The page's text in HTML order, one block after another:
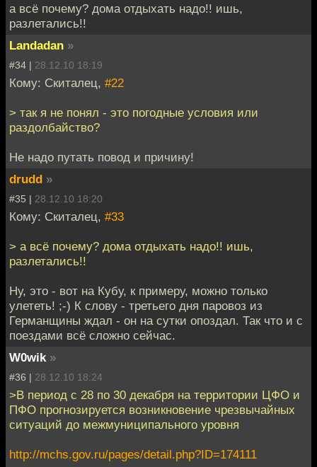
а всё почему? дома отдыхать надо!! ишь,
разлетались!!
Landadan »
#34 | 28.12.10 18:19
Кому: Скиталец, #22
> так я не понял - это погодные условия или
раздолбайство?
Не надо путать повод и причину!
drudd »
#35 | 28.12.10 18:20
Кому: Скиталец, #33
> а всё почему? дома отдыхать надо!! ишь,
разлетались!!
Ну, это - вот на Кубу, к примеру, можно только
улететь! ;-) К слову - третьего дня паровоз из
Германщины ждал - он на сутки опоздал. Так что и с
поездами всё сложно сейчас.
W0wik »
#36 | 28.12.10 18:24
>В период с 28 по 30 декабря на территории ЦФО и
ПФО прогнозируется возникновение чрезвычайных
ситуаций до межмуниципального уровня
http://mchs.gov.ru/pages/detail.php?ID=174111